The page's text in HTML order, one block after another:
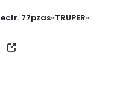
77pzas»TRUPER»